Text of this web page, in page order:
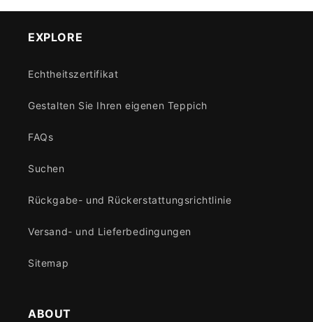
EXPLORE
Echtheitszertifikat
Gestalten Sie Ihren eigenen Teppich
FAQs
Suchen
Rückgabe- und Rückerstattungsrichtlinie
Versand- und Lieferbedingungen
Sitemap
ABOUT